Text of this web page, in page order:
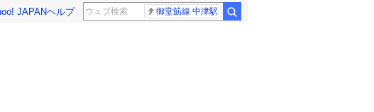
JAPANヘルプ 御堂筋線 中津駅